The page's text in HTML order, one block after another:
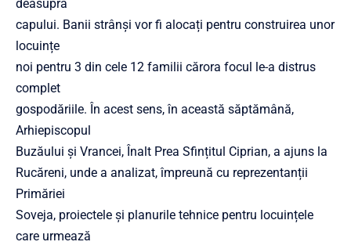
deasupra
capului. Banii strânși vor fi alocați pentru construirea unor
locuințe
noi pentru 3 din cele 12 familii cărora focul le-a distrus
complet
gospodăriile. În acest sens, în această săptămână,
Arhiepiscopul
Buzăului și Vrancei, Înalt Prea Sfințitul Ciprian, a ajuns la
Rucăreni, unde a analizat, împreună cu reprezentanții
Primăriei
Soveja, proiectele și planurile tehnice pentru locuințele
care urmează